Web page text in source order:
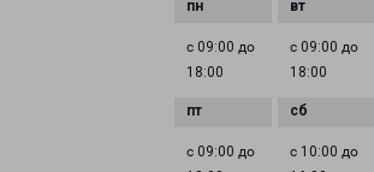
с 09:00 до
18:00
с 09:00 до
18:00
с 09:00 до
с 10:00 до